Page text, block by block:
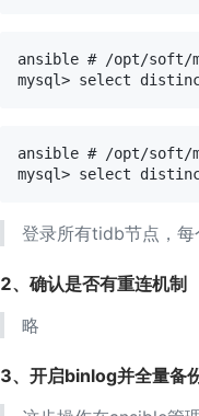
ansible # /opt/soft/
mysql> select
ansible # /opt/soft/
mysql> select
登录所有tidb节点，每
2、确认是否有重连机制
略
3、开启binlog并全量备